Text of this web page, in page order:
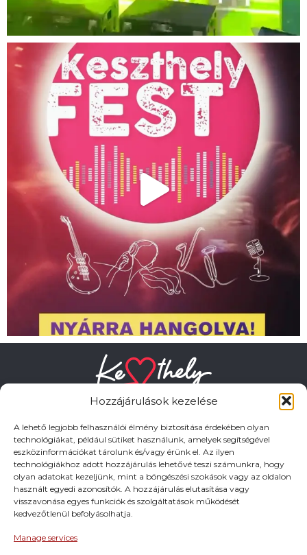
Hozzájárulások kezelése
A lehető legjobb felhasználói élmény biztosítása érdekében olyan
technológiákat, például sütiket használunk, amelyek segítségével
eszközinformációkat tárolunk és/vagy érünk el. Az ilyen
technológiákhoz adott hozzájárulás lehetővé teszi számunkra, hogy
olyan adatokat kezeljünk, mint a böngészési szokások vagy az oldalon
használt egyedi azonosítók. A hozzájárulás elutasítása vagy
visszavonása egyes funkciók és szolgáltatások működését
kedvezőtlenül befolyásolhatja.
Manage services
HASZNOS LINKEK
Adatkezelési tájékoztató
Impresszum